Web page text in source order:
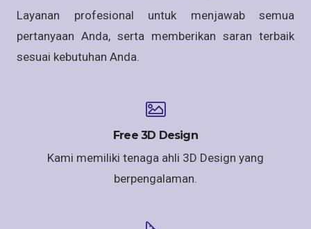
Layanan profesional untuk menjawab semua
pertanyaan Anda, serta memberikan saran terbaik
sesuai kebutuhan Anda.
Free 3D Design
Kami memiliki tenaga ahli 3D Design yang
berpengalaman.